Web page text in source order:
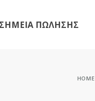
ΣΗΜΕΊΑ ΠΏΛΗΣΗΣ
HOME